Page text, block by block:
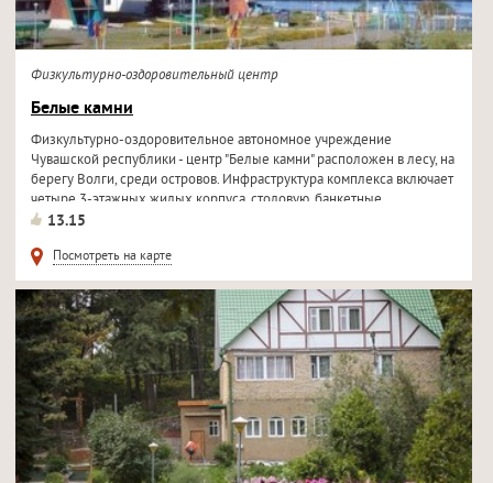
Физкультурно-оздоровительный центр
Белые камни
Физкультурно-оздоровительное автономное учреждение
Чувашской республики - центр "Белые камни" расположен в лесу, на
берегу Волги, среди островов. Инфраструктура комплекса включает
четыре 3-этажных жилых корпуса, столовую, банкетные...
13.15
Посмотреть на карте